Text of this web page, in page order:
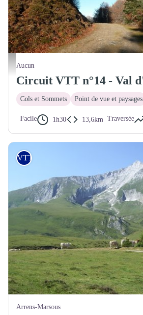
Piste vers le col de Bazès
Aucun
Cols et Sommets Point de vue et paysages
Facile 1h30 13,6km Traversée
VTT
Arrens-Marsous